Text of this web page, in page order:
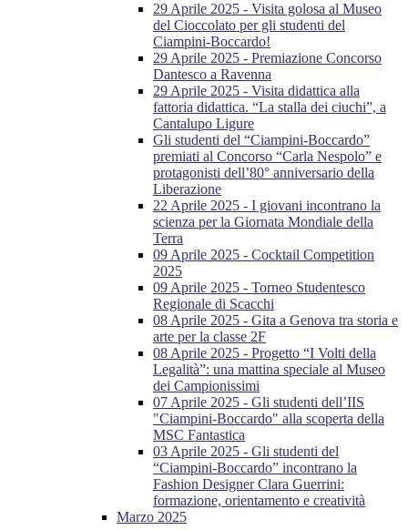
29 Aprile 2025 - Visita golosa al Museo
del Cioccolato per gli studenti del
Ciampini-Boccardo!
29 Aprile 2025 - Premiazione Concorso
Dantesco a Ravenna
29 Aprile 2025 - Visita didattica alla
fattoria didattica. “La stalla dei ciuchi”, a
Cantalupo Ligure
Gli studenti del “Ciampini-Boccardo”
premiati al Concorso “Carla Nespolo” e
protagonisti dell’80° anniversario della
Liberazione
22 Aprile 2025 - I giovani incontrano la
scienza per la Giornata Mondiale della
Terra
09 Aprile 2025 - Cocktail Competition
2025
09 Aprile 2025 - Torneo Studentesco
Regionale di Scacchi
08 Aprile 2025 - Gita a Genova tra storia e
arte per la classe 2F
08 Aprile 2025 - Progetto “I Volti della
Legalità”: una mattina speciale al Museo
dei Campionissimi
07 Aprile 2025 - Gli studenti dell’IIS
"Ciampini-Boccardo" alla scoperta della
MSC Fantastica
03 Aprile 2025 - Gli studenti del
“Ciampini-Boccardo” incontrano la
Fashion Designer Clara Guerrini:
formazione, orientamento e creatività
Marzo 2025